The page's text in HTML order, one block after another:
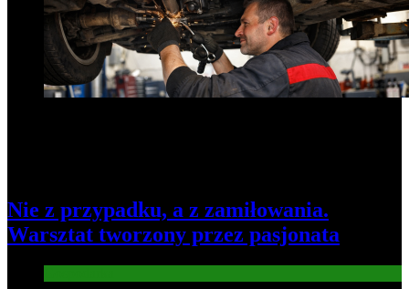
Nie z przypadku, a z zamiłowania.
Warsztat tworzony przez pasjonata